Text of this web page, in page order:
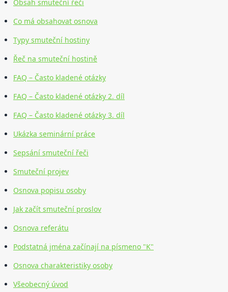
Obsah smuteční řeči
Co má obsahovat osnova
Typy smuteční hostiny
Řeč na smuteční hostině
FAQ – Často kladené otázky
FAQ – Často kladené otázky 2. díl
FAQ – Často kladené otázky 3. díl
Ukázka seminární práce
Sepsání smuteční řeči
Smuteční projev
Osnova popisu osoby
Jak začít smuteční proslov
Osnova referátu
Podstatná jména začínají na písmeno "K"
Osnova charakteristiky osoby
Všeobecný úvod